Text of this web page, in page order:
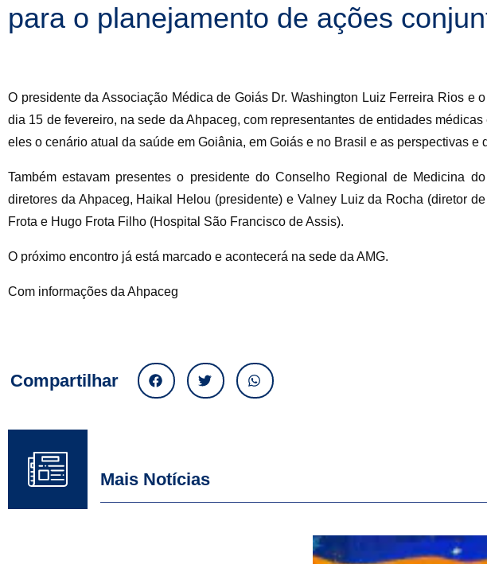
para o planejamento de ações
O presidente da Associação Médica de Goiás Dr. Washington Luiz Ferreira Rios e
dia 15 de fevereiro, na sede da Ahpaceg, com representantes de entidades
eles o cenário atual da saúde em Goiânia, em Goiás e no Brasil e as perspectivas e
Também estavam presentes o presidente do Conselho Regional de Medicina
diretores da Ahpaceg, Haikal Helou (presidente) e Valney Luiz da Rocha (diretor
Frota e Hugo Frota Filho (Hospital São Francisco de Assis).
O próximo encontro já está marcado e acontecerá na sede da AMG.
Com informações da Ahpaceg
Compartilhar
Mais Notícias